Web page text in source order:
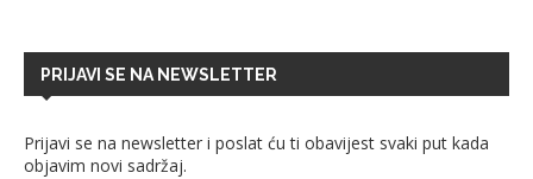
PRIJAVI SE NA NEWSLETTER
Prijavi se na newsletter i poslat ću ti obavijest svaki put kada
objavim novi sadržaj.